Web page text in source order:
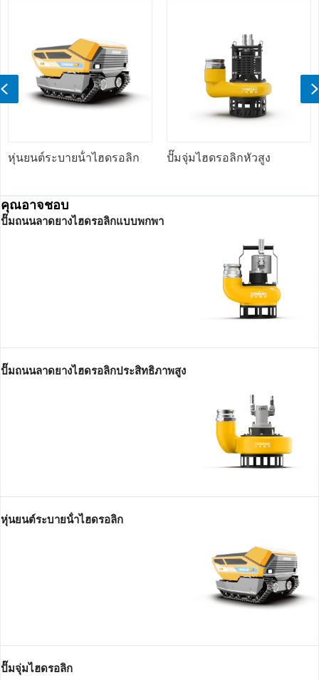
หุ่นยนต์ระบายน้ําไฮดรอลิก ปั๊มจุ่มไฮดรอลิกหัวสูง
Previous
คุณอาจชอบ
ปั๊มถนนลาดยางไฮดรอลิกแบบพกพา
ปั๊มถนนลาดยางไฮดรอลิกประสิทธิภาพสูง
หุ่นยนต์ระบายน้ําไฮดรอลิก
ปั๊มจุ่มไฮดรอลิก